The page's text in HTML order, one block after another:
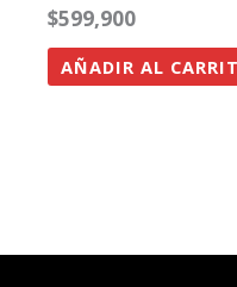
$599,900
AÑADIR AL